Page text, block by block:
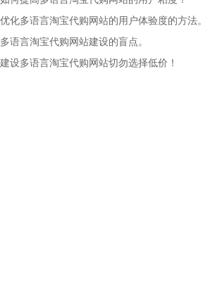
优化多语言淘宝代购网站的用户体验度的方法。
多语言淘宝代购网站建设的盲点。
建设多语言淘宝代购网站切勿选择低价！